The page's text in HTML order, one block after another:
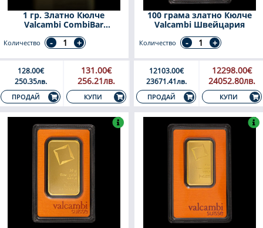
1 гр. Златно Кюлче
Valcambi CombiBar
Швейцария
Количество
128.00€
250.35лв.
ПРОДАЙ
131.00€
256.21лв.
КУПИ
100 грама златно Кюлче
Valcambi Швейцария
Количество
12103.00€
23671.41лв.
ПРОДАЙ
12298.00€
24052.80лв.
КУПИ